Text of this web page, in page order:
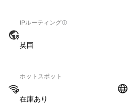
IPルーティング
英国
ホットスポット
在庫あり